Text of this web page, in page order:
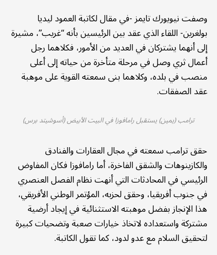
وصفت نيويورك تايمز -في مقال لكاتبة العمود ليديا
بولغرين- اللقاء الذي عقد بين الرئيسين بأنه “غريب”، مشيرة
إلى أنهما يشتركان في العديد من الأمور، فكلاهما رجل
أعمال ثري وصل في مرحلة متأخرة من حياته إلى أعلى
منصب في بلده، وكلاهما بنى سمعته القوية على موهبة
عقد الصفقات.
ترامب (يمين) يستقبل رامافوزا في البيت الأبيض (أسوشيتد برس)
حقق ترامب سمعته في مجال العقارات والفنادق
والكازينوهات والشقق الفاخرة، أما رامافوزا فكان المفاوض
الرئيسي في المحادثات التي أنهت نظام الفصل العنصري
في جنوب أفريقيا، وحقق لحزبه، المؤتمر الوطني الأفريقي،
هذا الإنجاز بفضل موهبته الاستثنائية في إيجاد أرضية
مشتركة واستعداده لاتخاذ خيارات صعبة وتضحيات كبيرة
لتحقيق السلام مع عدو لدود، كما تقول الكاتبة.